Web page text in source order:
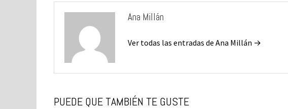
Ana Millán
Ver todas las entradas de Ana Millán →
PUEDE QUE TAMBIÉN TE GUSTE